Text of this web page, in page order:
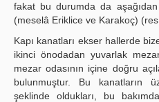
fakat bu durumda da
(meselâ Eriklice ve Karakoç)
Kapı kanatları ekser hallerde
ikinci önodadan yuvarlak
mezar odasının içine doğru
bulunmuştur. Bu kanatların
şeklinde oldukları, bu